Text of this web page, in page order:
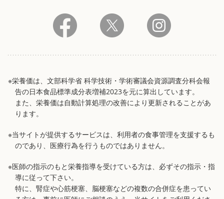
※栄養価は、文部科学省 科学技術・学術審議会資源調査分科会報
告の日本食品標準成分表増補2023を元に算出しています。
また、栄養価は自動計算処理の改善により更新されることがあ
ります。
※当サイトが提供するサービスは、利用者の食事管理を支援するも
のであり、医療行為を行うものではありません。
※医師の指示のもと栄養指導を受けている方は、必ずその指示・指
導に従って下さい。
特に、腎症や心筋梗塞、脳梗塞などの複数の合併症を患ってい